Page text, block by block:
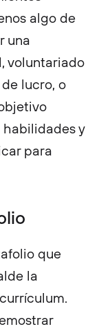
algo de
una
voluntariado
lucro, o
y
para
que
la